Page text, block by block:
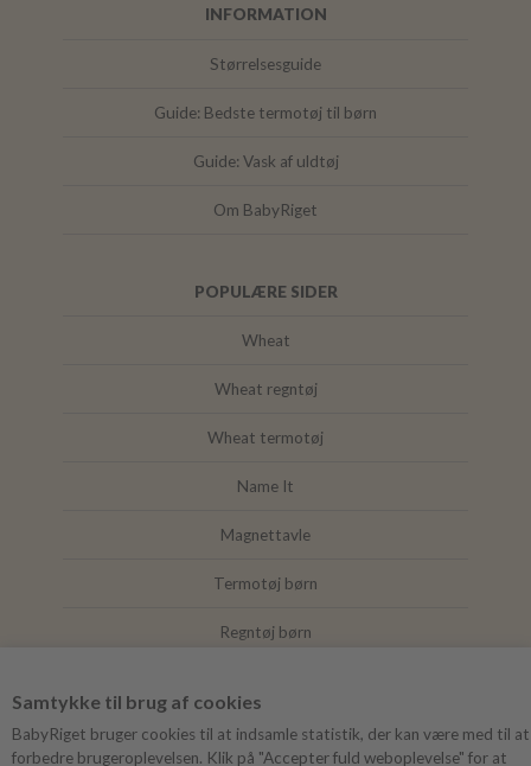
Samtykke til brug af cookies
BabyRiget bruger cookies til at indsamle statistik, der kan være med til at
forbedre brugeroplevelsen. Klik på "Accepter fuld weboplevelse" for at
INFORMATION
Størrelsesguide
Guide: Bedste termotøj til børn
Guide: Vask af uldtøj
Om BabyRiget
POPULÆRE SIDER
Wheat
Wheat regntøj
Wheat termotøj
Name It
Magnettavle
Termotøj børn
Regntøj børn
Mushie